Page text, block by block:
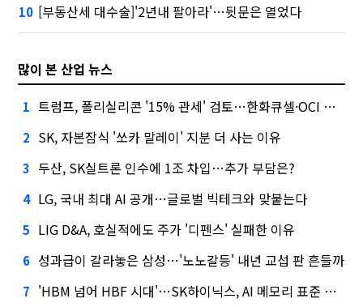
10 [부동산세 대수술]'2년내 팔아라'…뒷문은 열었다
많이 본 산업 뉴스
1 트럼프, 폴리실리콘 '15% 관세' 검토…한화큐셀·OCI 영향은?
2 SK, 자본잠식 '쏘카 말레이' 지분 더 사는 이유
3 두산, SK실트론 인수에 1조 차입…추가 부담은?
4 LG, 국내 최대 AI 공개…글로벌 빅테크와 맞붙는다
5 LIG D&A, 호실적에도 주가 '디펜스' 실패한 이유
6 성과급이 갈라놓은 삼성…'노노갈등' 내년 교섭 판 흔들까
7 'HBM 넘어 HBF 시대'…SK하이닉스, AI 메모리 표준 선점 나섰다